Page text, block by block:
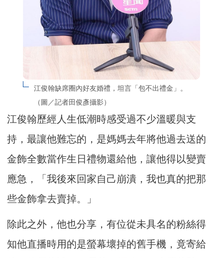
江俊翰缺席圈內好友婚禮，坦言「包不出禮金」。
（圖／記者田俊彥攝影）
江俊翰歷經人生低潮時感受過不少溫暖與支
持，最讓他難忘的，是媽媽去年將他過去送的
金飾全數當作生日禮物還給他，讓他得以變賣
應急，「我後來回家自己崩潰，我也真的把那
些金飾拿去賣掉。」
除此之外，他也分享，有位從未具名的粉絲得
知他直播時用的是螢幕壞掉的舊手機，竟寄給